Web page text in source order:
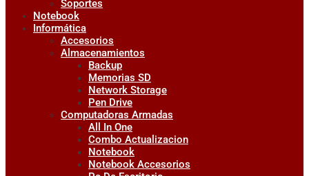
Soportes
Notebook
Informática
Accesorios
Almacenamientos
Backup
Memorias SD
Network Storage
Pen Drive
Computadoras Armadas
All In One
Combo Actualizacion
Notebook
Notebook Accesorios